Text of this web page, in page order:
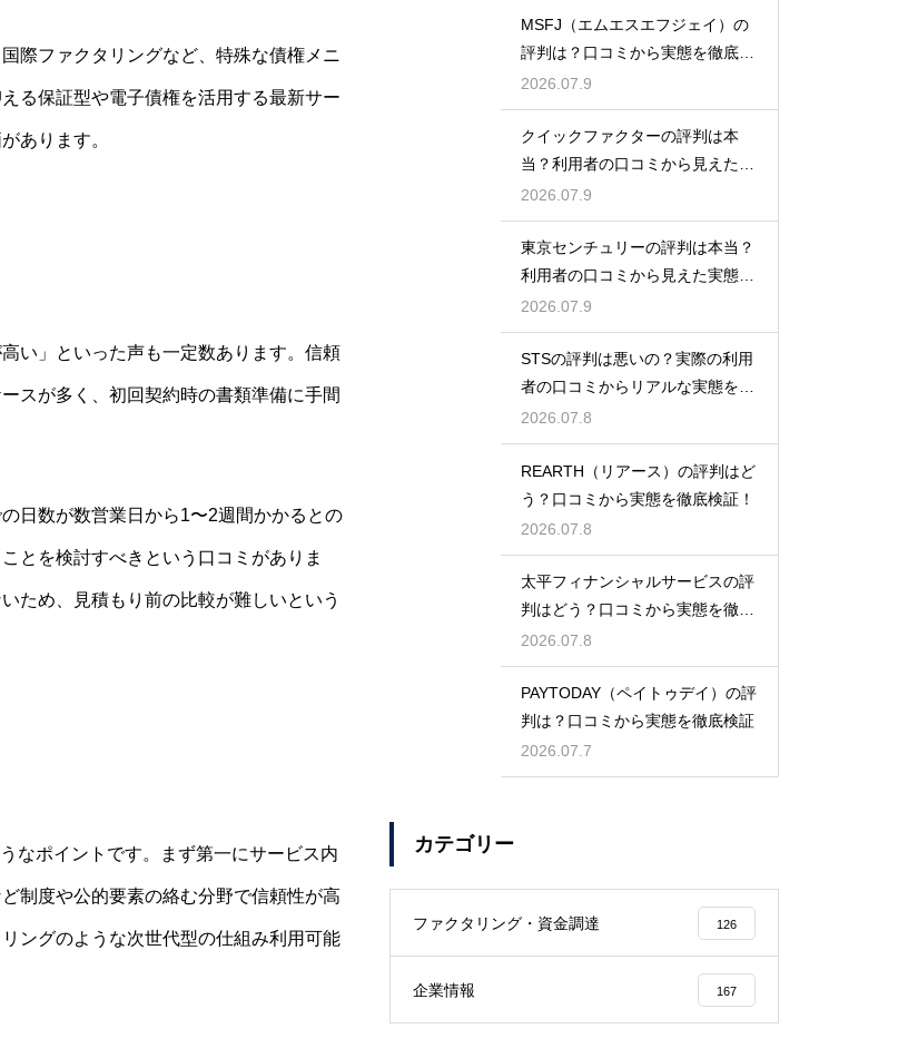
際ファクタリングなど、特殊な債権メニ
る保証型や電子債権を活用する最新サー
あります。
い」といった声も一定数あります。信頼
スが多く、初回契約時の書類準備に手間
日数が数営業日から1〜2週間かかるとの
とを検討すべきという口コミがありま
ため、見積もり前の比較が難しいという
なポイントです。まず第一にサービス内
制度や公的要素の絡む分野で信頼性が高
ングのような次世代型の仕組み利用可能
MSFJ（エムエスエフジェイ）の
評判は？口コミから実態を徹底検
証
2026.07.9
クイックファクターの評判は本
当？利用者の口コミから見えた実
態検証
2026.07.9
東京センチュリーの評判は本当？
利用者の口コミから見えた実態を
検証
2026.07.9
STSの評判は悪いの？実際の利用
者の口コミからリアルな実態を徹
底検証
2026.07.8
REARTH（リアース）の評判はど
う？口コミから実態を徹底検証！
2026.07.8
太平フィナンシャルサービスの評
判はどう？口コミから実態を徹底
検証！
2026.07.8
PAYTODAY（ペイトゥデイ）の評
判は？口コミから実態を徹底検証
2026.07.7
カテゴリー
ファクタリング・資金調達 126
企業情報 167